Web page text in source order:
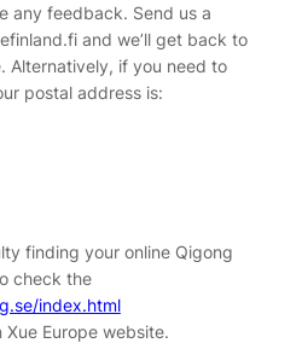
any feedback. Send us a
and we’ll get back to
Alternatively, if you need to
postal address is:
finding your online Qigong
check the
index.html
Xue Europe website.